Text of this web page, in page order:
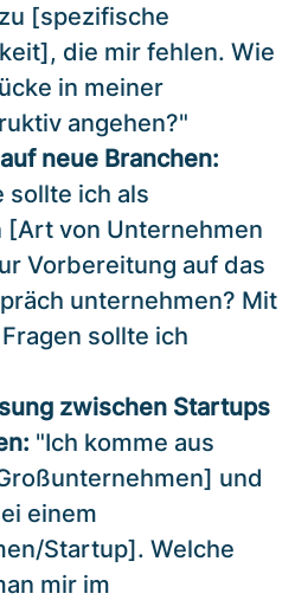
[spezifische
die mir fehlen. Wie
in meiner
angehen?"
neue Branchen:
sollte ich als
[Art von Unternehmen
Vorbereitung auf das
unternehmen? Mit
sollte ich
zwischen Startups
"Ich komme aus
und
einem
Startup]. Welche
mir im